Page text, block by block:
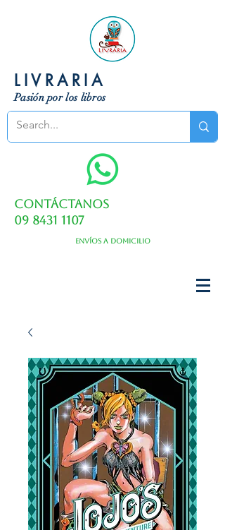
LIVRARIA
Pasión por los libros
Contáctanos
09 8431 1107
Envíos a domicilio